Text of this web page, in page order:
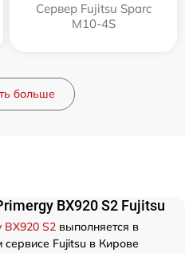
Сервер Fujitsu Sparc
M10-4S
больше
BX920 S2 Fujitsu
BX920 S2 выполняется в
Fujitsu в Кирове